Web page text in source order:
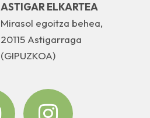
ASTIGAR ELKARTEA
Mirasol egoitza behea,
20115 Astigarraga
(GIPUZKOA)